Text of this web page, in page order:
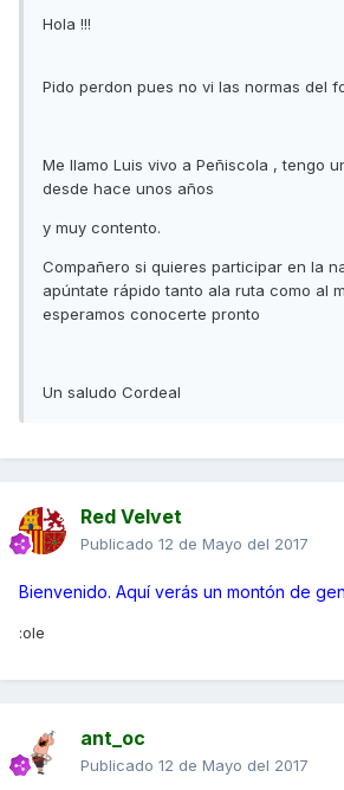
Hola !!!
Pido perdon pues no vi las normas del
Me llamo Luis vivo a Peñiscola , tengo
desde hace unos años
y muy contento.
Compañero si quieres participar en la
apúntate rápido tanto ala ruta como al
esperamos conocerte pronto
Un saludo Cordeal
Red Velvet
Publicado 12 de Mayo del 2017
Bienvenido. Aquí verás un montón de
:ole
ant_oc
Publicado 12 de Mayo del 2017